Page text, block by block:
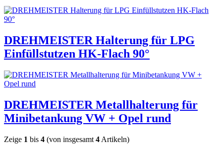
DREHMEISTER Halterung für LPG
Einfüllstutzen HK-Flach 90°
DREHMEISTER Metallhalterung für
Minibetankung VW + Opel rund
Zeige 1 bis 4 (von insgesamt 4 Artikeln)